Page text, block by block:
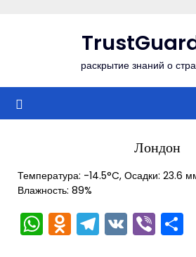
раскрытие знаний о
Лондон
Температура: -14.5°C, Осадки: 23.6
Влажность: 89%
WhatsApp
Telegram
VKViber